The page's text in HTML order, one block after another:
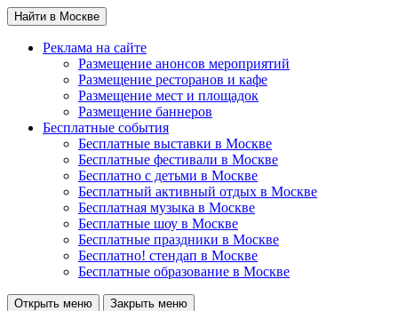
Найти в Москве
Реклама на сайте
Размещение анонсов мероприятий
Размещение ресторанов и кафе
Размещение мест и площадок
Размещение баннеров
Бесплатные события
Бесплатные выставки в Москве
Бесплатные фестивали в Москве
Бесплатно с детьми в Москве
Бесплатный активный отдых в Москве
Бесплатная музыка в Москве
Бесплатные шоу в Москве
Бесплатные праздники в Москве
Бесплатно! стендап в Москве
Бесплатные образование в Москве
Открыть меню Закрыть меню